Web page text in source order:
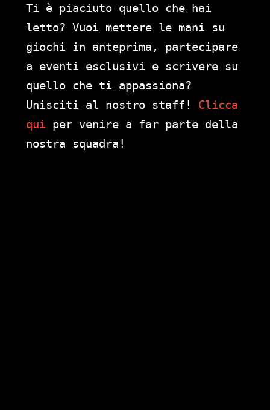
Ti è piaciuto quello che hai
letto? Vuoi mettere le mani su
giochi in anteprima, partecipare
a eventi esclusivi e scrivere su
quello che ti appassiona?
Unisciti al nostro staff! Clicca
qui per venire a far parte della
nostra squadra!